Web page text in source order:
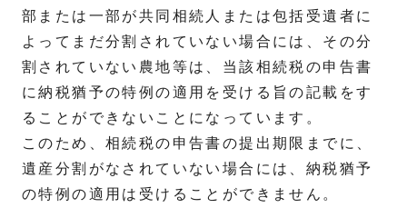
部または一部が共同相続人または包括受遺者に
よってまだ分割されていない場合には、その分
割されていない農地等は、当該相続税の申告書
に納税猶予の特例の適用を受ける旨の記載をす
ることができないことになっています。
このため、相続税の申告書の提出期限までに、
遺産分割がなされていない場合には、納税猶予
の特例の適用は受けることができません。